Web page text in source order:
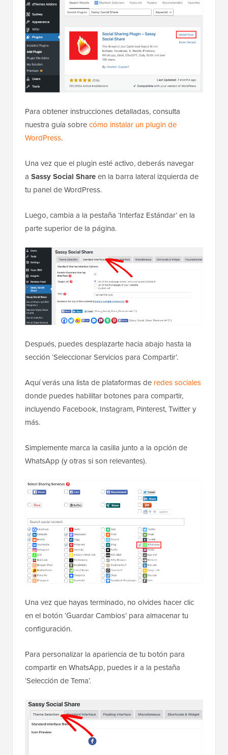
Para obtener instrucciones detalladas, consulta
nuestra guía sobrecómo instalar un plugin de
WordPress.
Una vez que el plugin esté activo, deberás navegar
a Sassy Social Shareen la barra lateral izquierda de
tu panel de WordPress.
Luego, cambia a la pestaña ‘Interfaz Estándar’ en la
parte superior de la página.
Después, puedes desplazarte hacia abajo hasta la
sección ‘Seleccionar Servicios para Compartir’.
Aquí verás una lista de plataformas de redes sociales
donde puedes habilitar botones para compartir,
incluyendo Facebook, Instagram, Pinterest, Twitter y
más.
Simplemente marca la casilla junto a la opción de
WhatsApp (y otras si son relevantes).
Una vez que hayas terminado, no olvides hacer clic
en el botón ‘Guardar Cambios’ para almacenar tu
configuración.
Para personalizar la apariencia de tu botón para
compartir en WhatsApp, puedes ir a la pestaña
‘Selección de Tema’.